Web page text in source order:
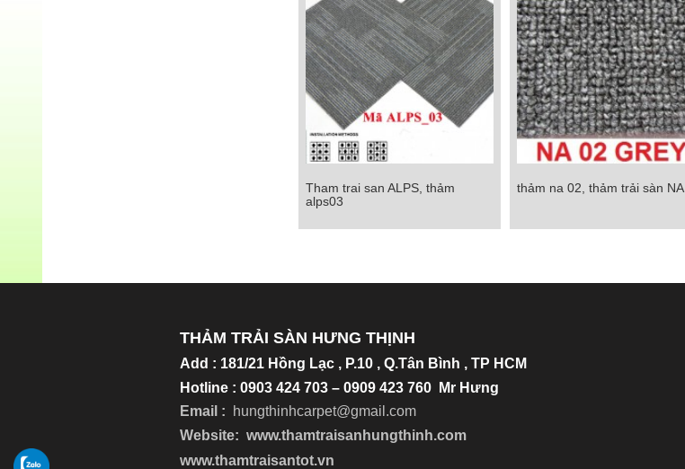
Tham trai san ALPS, thảm alps03
Tham trai san ALPS, thảm
alps03
thảm na 02, thảm trải sàn NA
thảm na 02, thảm trải sàn NA
THẢM TRẢI SÀN HƯNG THỊNH
Add : 181/21 Hồng Lạc , P.10 , Q.Tân Bình , TP HCM
Hotline : 0903 424 703 – 0909 423 760 Mr Hưng
Email :
hungthinhcarpet@gmail.com
Website: www.thamtraisanhungthinh.com
www.thamtraisantot.vn